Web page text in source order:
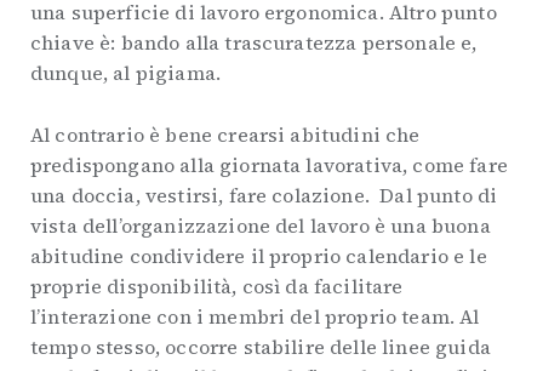
una superficie di lavoro ergonomica. Altro punto
chiave è: bando alla trascuratezza personale e,
dunque, al pigiama.
Al contrario è bene crearsi abitudini che
predispongano alla giornata lavorativa, come fare
una doccia, vestirsi, fare colazione. Dal punto di
vista dell’organizzazione del lavoro è una buona
abitudine condividere il proprio calendario e le
proprie disponibilità, così da facilitare
l’interazione con i membri del proprio team. Al
tempo stesso, occorre stabilire delle linee guida